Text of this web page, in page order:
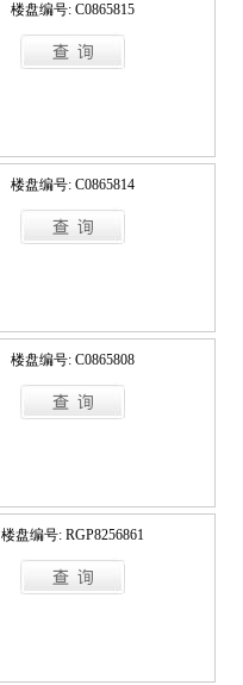
楼盘编号: C0865815
楼盘编号: C0865814
楼盘编号: C0865808
楼盘编号: RGP8256861